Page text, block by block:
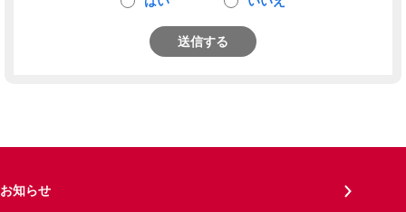
送信する
お知らせ